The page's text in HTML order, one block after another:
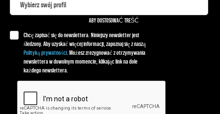
ABY DOSTOSOWAĆ TREŚĆ
Chcę zapisać się do newslettera. Niniejszy newsletter jest
śledzony. Aby uzyskać więcej informacji, zapoznaj się z naszą
Polityką prywatności . Możesz zrezygnować z otrzymywania
newslettera w dowolnym momencie, klikając link na dole
każdego newslettera.